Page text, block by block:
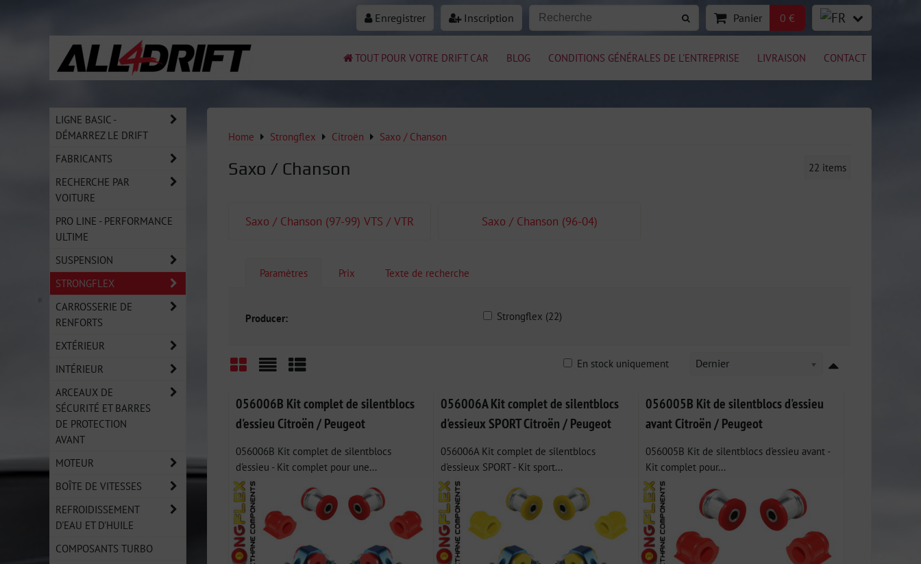
Enregistrer Inscription Panier 0 €
TOUT POUR VOTRE DRIFT CAR BLOG CONDITIONS GÉNÉRALES DE L'ENTREPRISE LIVRAISON CONTACT
Home Strongflex Citroën Saxo / Chanson
Saxo / Chanson 22 items
Saxo / Chanson (97-99) VTS / VTR Saxo / Chanson (96-04)
Paramètres Prix Texte de recherche
Producer: Strongflex (22)
Dernier
En stock uniquement
056006B Kit complet de silentblocs
d'essieu Citroën / Peugeot
056006B Kit complet de silentblocs
d'essieu - Kit complet pour une...
056006A Kit complet de silentblocs
d'essieux SPORT Citroën / Peugeot
056006A Kit complet de silentblocs
d'essieux SPORT - Kit sport...
056005B Kit de silentblocs d'essieu
avant Citroën / Peugeot
056005B Kit de silentblocs d'essieu avant -
Kit complet pour...
LIGNE BASIC -
DÉMARREZ LE DRIFT
FABRICANTS
RECHERCHE PAR
VOITURE
PRO LINE - PERFORMANCE
ULTIME
SUSPENSION
STRONGFLEX
CARROSSERIE DE
RENFORTS
EXTÉRIEUR
INTÉRIEUR
ARCEAUX DE
SÉCURITÉ ET BARRES
DE PROTECTION
AVANT
MOTEUR
BOÎTE DE VITESSES
REFROIDISSEMENT
D'EAU ET D'HUILE
COMPOSANTS TURBO